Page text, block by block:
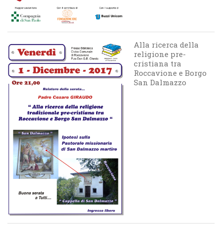
Alla ricerca della
religione pre-
cristiana tra
Roccavione e Borgo
San Dalmazzo